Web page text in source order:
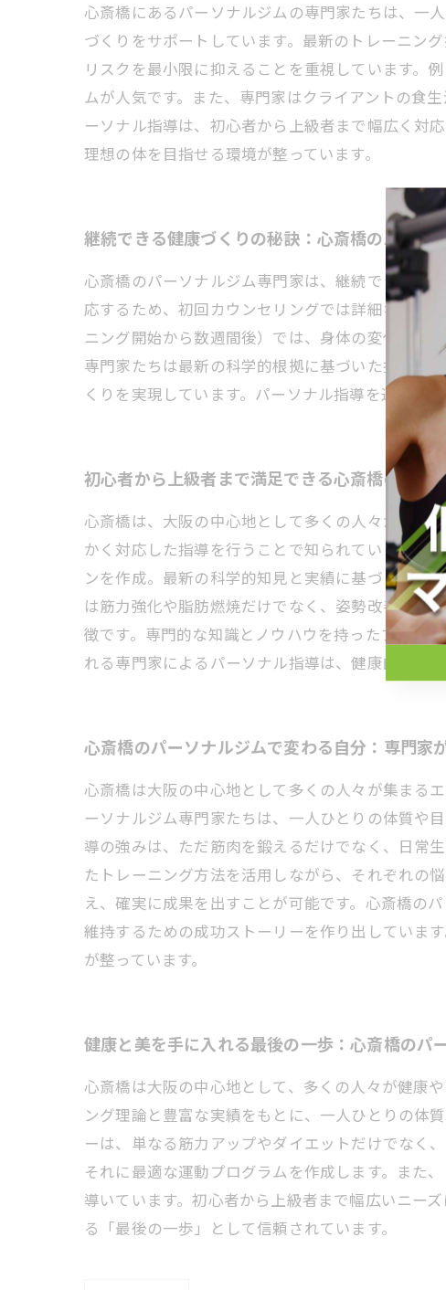
心斎橋にあるパーソナルジムの専門家たちは、一
づくりをサポートしています。最新のトレーニン
リスクを最小限に抑えることを重視しています。
ムが人気です。また、専門家はクライアントの食
ーソナル指導は、初心者から上級者まで幅広く対
理想の体を目指せる環境が整っています。
継続できる健康づくりの秘訣：心斎橋のパーソ
心斎橋のパーソナルジム専門家は、継続できる健
応するため、初回カウンセリングでは詳細なヒア
ニング開始から数週間後）では、身体の変化を細
専門家たちは最新の科学的根拠に基づいた指導技
くりを実現しています。パーソナル指導を通じて
初心者から上級者まで満足できる心斎橋の専門
心斎橋は、大阪の中心地として多くの人々が健康
かく対応した指導を行うことで知られています。
ンを作成。最新の科学的知見と実績に基づくトレ
は筋力強化や脂肪燃焼だけでなく、姿勢改善や柔
徴です。専門的な知識とノウハウを持ったプロの
れる専門家によるパーソナル指導は、健康的な毎
心斎橋のパーソナルジムで変わる自分：専門家
心斎橋は大阪の中心地として多くの人々が集まる
ーソナルジム専門家たちは、一人ひとりの体質や
導の強みは、ただ筋肉を鍛えるだけでなく、日常
たトレーニング方法を活用しながら、それぞれの
え、確実に成果を出すことが可能です。心斎橋の
維持するための成功ストーリーを作り出していま
が整っています。
健康と美を手に入れる最後の一歩：心斎橋のパ
心斎橋は大阪の中心地として、多くの人々が健康
ング理論と豊富な実績をもとに、一人ひとりの体
ーは、単なる筋力アップやダイエットだけでなく
それに最適な運動プログラムを作成します。また
導いています。初心者から上級者まで幅広いニー
る「最後の一歩」として信頼されています。